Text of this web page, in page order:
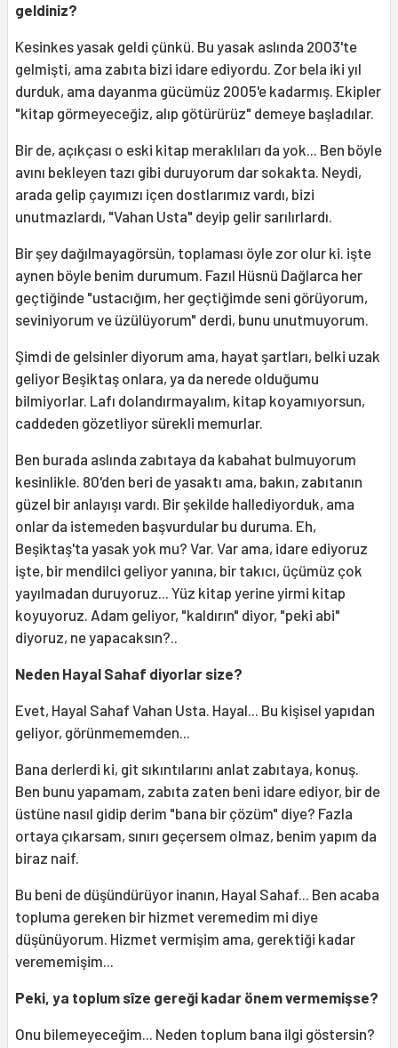
geldiniz?
Kesinkes yasak geldi çünkü. Bu yasak aslında 2003'te
gelmişti, ama zabıta bizi idare ediyordu. Zor bela iki yıl
durduk, ama dayanma gücümüz 2005'e kadarmış. Ekipler
"kitap görmeyeceğiz, alıp götürürüz" demeye başladılar.
Bir de, açıkçası o eski kitap meraklıları da yok... Ben böyle
avını bekleyen tazı gibi duruyorum dar sokakta. Neydi,
arada gelip çayımızı içen dostlarımız vardı, bizi
unutmazlardı, "Vahan Usta" deyip gelir sarılırlardı.
Bir şey dağılmayagörsün, toplaması öyle zor olur ki. işte
aynen böyle benim durumum. Fazıl Hüsnü Dağlarca her
geçtiğinde "ustacığım, her geçtiğimde seni görüyorum,
seviniyorum ve üzülüyorum" derdi, bunu unutmuyorum.
Şimdi de gelsinler diyorum ama, hayat şartları, belki uzak
geliyor Beşiktaş onlara, ya da nerede olduğumu
bilmiyorlar. Lafı dolandırmayalım, kitap koyamıyorsun,
caddeden gözetliyor sürekli memurlar.
Ben burada aslında zabıtaya da kabahat bulmuyorum
kesinlikle. 80'den beri de yasaktı ama, bakın, zabıtanın
güzel bir anlayışı vardı. Bir şekilde hallediyorduk, ama
onlar da istemeden başvurdular bu duruma. Eh,
Beşiktaş'ta yasak yok mu? Var. Var ama, idare ediyoruz
işte, bir mendilci geliyor yanına, bir takıcı, üçümüz çok
yayılmadan duruyoruz... Yüz kitap yerine yirmi kitap
koyuyoruz. Adam geliyor, "kaldırın" diyor, "peki abi"
diyoruz, ne yapacaksın?..
Neden Hayal Sahaf diyorlar size?
Evet, Hayal Sahaf Vahan Usta. Hayal... Bu kişisel yapıdan
geliyor, görünmememden...
Bana derlerdi ki, git sıkıntılarını anlat zabıtaya, konuş.
Ben bunu yapamam, zabıta zaten beni idare ediyor, bir de
üstüne nasıl gidip derim "bana bir çözüm" diye? Fazla
ortaya çıkarsam, sınırı geçersem olmaz, benim yapım da
biraz naif.
Bu beni de düşündürüyor inanın, Hayal Sahaf... Ben acaba
topluma gereken bir hizmet veremedim mi diye
düşünüyorum. Hizmet vermişim ama, gerektiği kadar
verememişim...
Peki, ya toplum sîze gereği kadar önem vermemişse?
Onu bilemeyeceğim... Neden toplum bana ilgi göstersin?